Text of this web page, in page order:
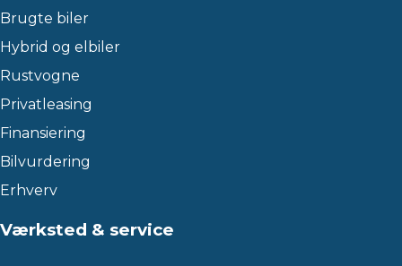
Brugte biler
Hybrid og elbiler
Rustvogne
Privatleasing
Finansiering
Bilvurdering
Erhverv
Værksted & service